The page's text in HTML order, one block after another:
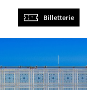
Navigation
principale
Billetterie